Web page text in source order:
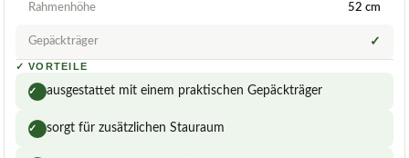
Rahmenhöhe 52 cm
Gepäckträger ✓
✓ VORTEILE
✓ ausgestattet mit einem praktischen Gepäckträger
✓ sorgt für zusätzlichen Stauraum